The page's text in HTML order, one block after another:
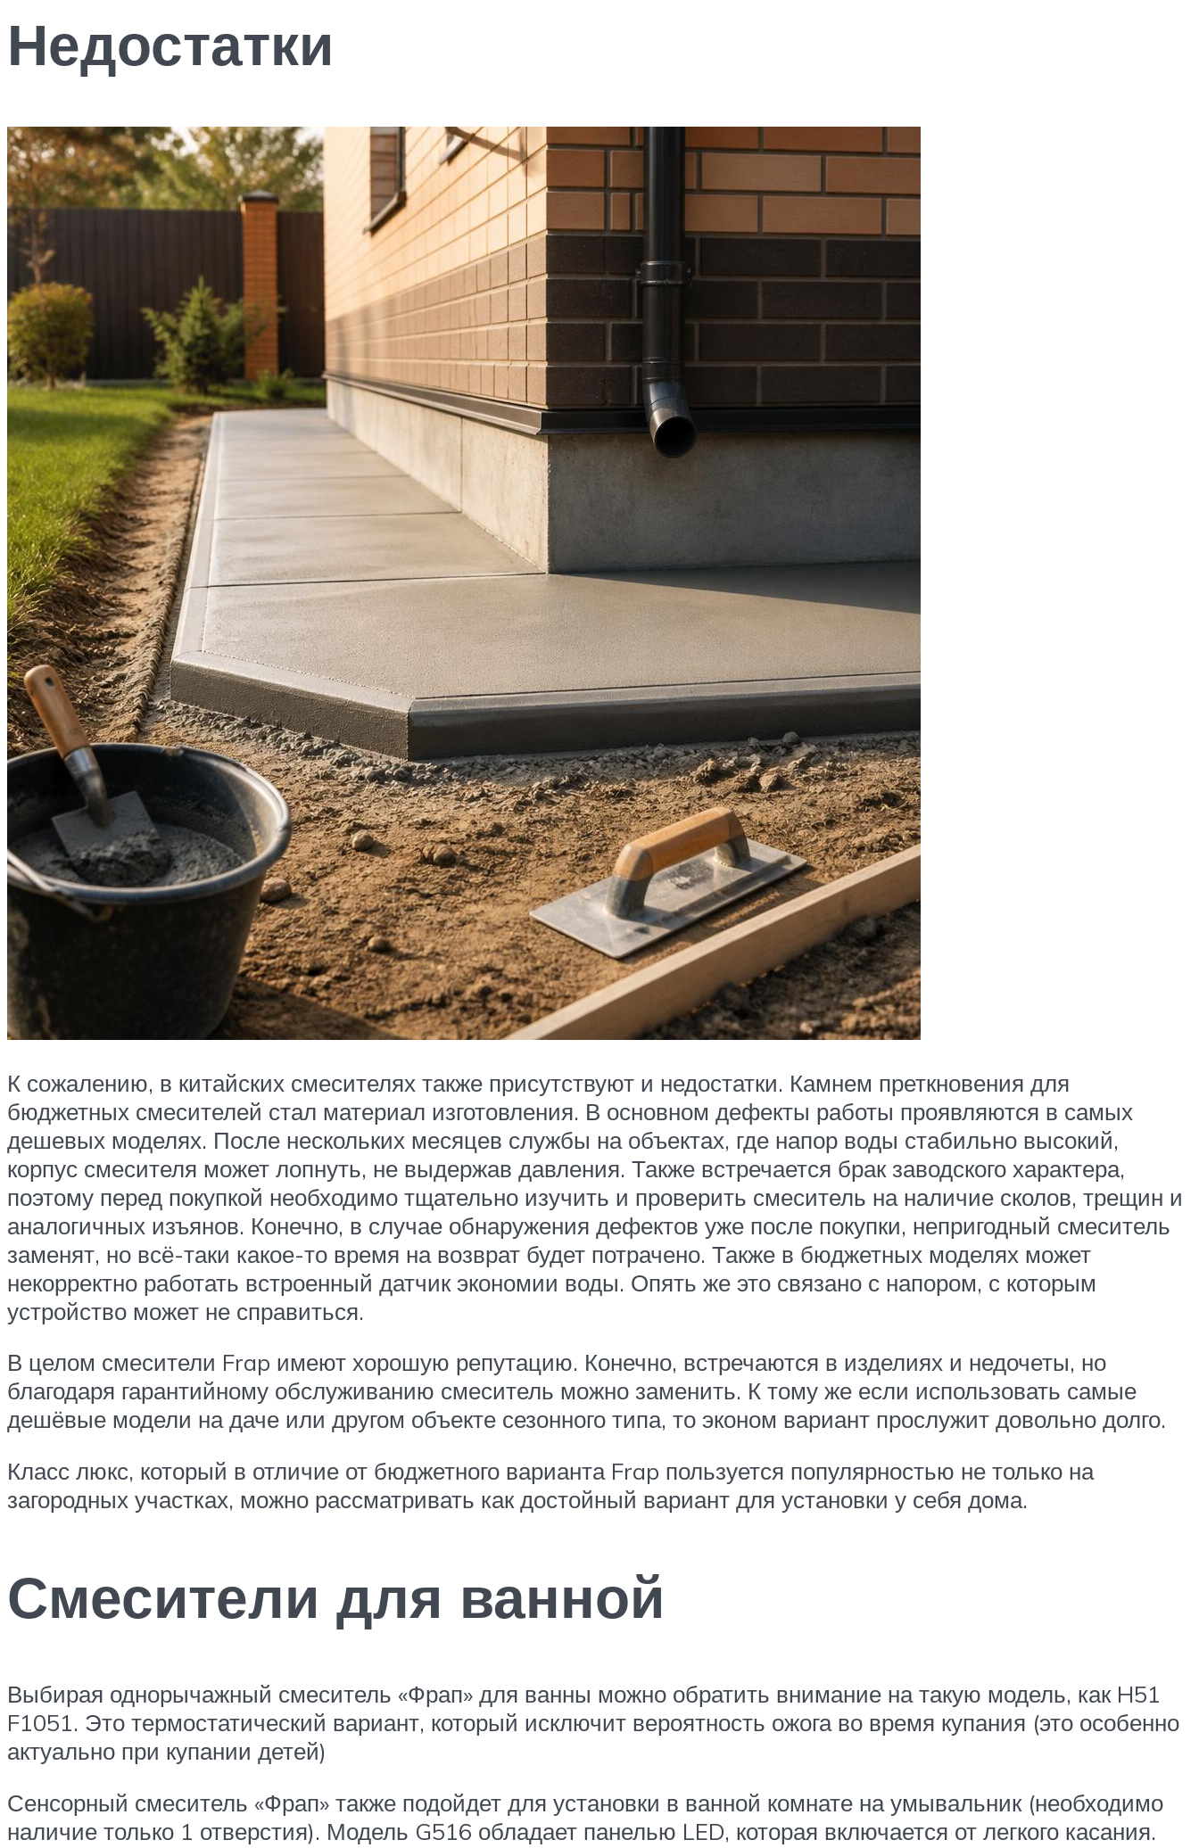
Недостатки
К сожалению, в китайских смесителях также присутствуют и недостатки. Камнем преткновения для
бюджетных смесителей стал материал изготовления. В основном дефекты работы проявляются в самых
дешевых моделях. После нескольких месяцев службы на объектах, где напор воды стабильно высокий,
корпус смесителя может лопнуть, не выдержав давления. Также встречается брак заводского характера,
поэтому перед покупкой необходимо тщательно изучить и проверить смеситель на наличие сколов, трещин и
аналогичных изъянов. Конечно, в случае обнаружения дефектов уже после покупки, непригодный смеситель
заменят, но всё-таки какое-то время на возврат будет потрачено. Также в бюджетных моделях может
некорректно работать встроенный датчик экономии воды. Опять же это связано с напором, с которым
устройство может не справиться.
В целом смесители Frap имеют хорошую репутацию. Конечно, встречаются в изделиях и недочеты, но
благодаря гарантийному обслуживанию смеситель можно заменить. К тому же если использовать самые
дешёвые модели на даче или другом объекте сезонного типа, то эконом вариант прослужит довольно долго.
Класс люкс, который в отличие от бюджетного варианта Frap пользуется популярностью не только на
загородных участках, можно рассматривать как достойный вариант для установки у себя дома.
Смесители для ванной
Выбирая однорычажный смеситель «Фрап» для ванны можно обратить внимание на такую модель, как H51
F1051. Это термостатический вариант, который исключит вероятность ожога во время купания (это особенно
актуально при купании детей)
Сенсорный смеситель «Фрап» также подойдет для установки в ванной комнате на умывальник (необходимо
наличие только 1 отверстия). Модель G516 обладает панелью LED, которая включается от легкого касания.